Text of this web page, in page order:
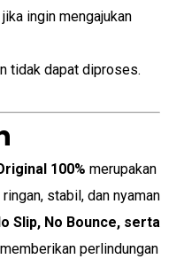
ingin mengajukan
tidak dapat diproses.
100% merupakan
stabil, dan nyaman
Slip, No Bounce, serta
perlindungan